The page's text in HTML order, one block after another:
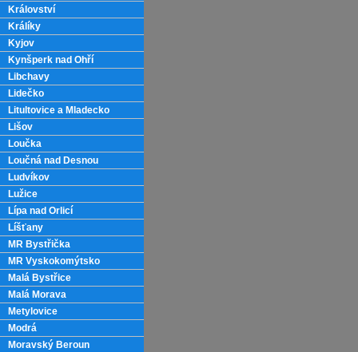
Království
Králíky
Kyjov
Kynšperk nad Ohří
Libchavy
Lidečko
Litultovice a Mladecko
Lišov
Loučka
Loučná nad Desnou
Ludvíkov
Lužice
Lípa nad Orlicí
Líšťany
MR Bystřička
MR Vyskokomýtsko
Malá Bystřice
Malá Morava
Metylovice
Modrá
Moravský Beroun